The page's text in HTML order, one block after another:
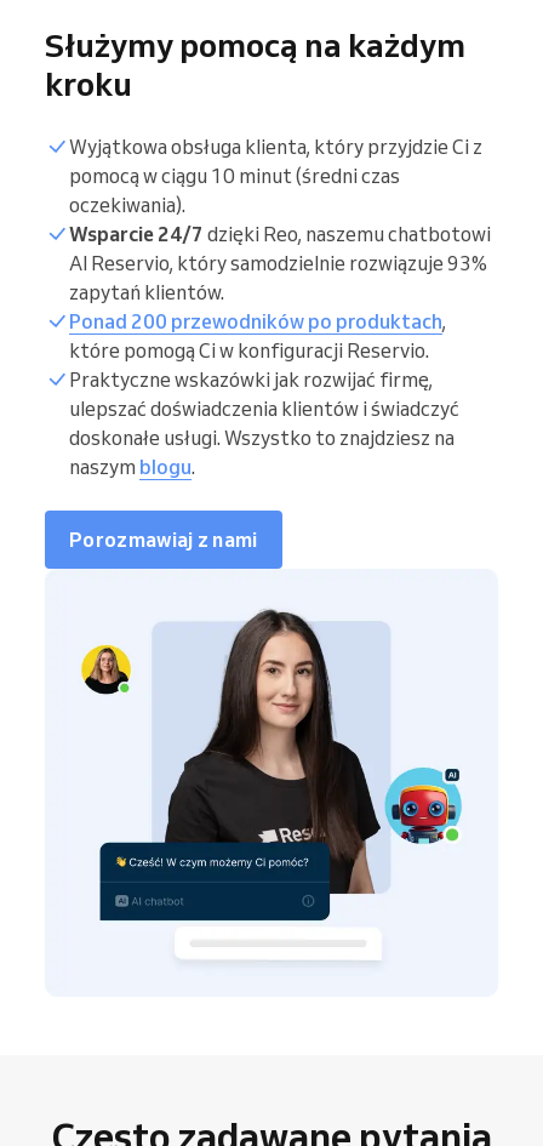
Służymy pomocą na każdym
kroku
Wyjątkowa obsługa klienta, który przyjdzie Ci z
pomocą w ciągu 10 minut (średni czas
oczekiwania).
Wsparcie 24/7 dzięki Reo, naszemu chatbotowi
AI Reservio, który samodzielnie rozwiązuje 93%
zapytań klientów.
Ponad 200 przewodników po produktach,
które pomogą Ci w konfiguracji Reservio.
Praktyczne wskazówki jak rozwijać firmę,
ulepszać doświadczenia klientów i świadczyć
doskonałe usługi. Wszystko to znajdziesz na
naszym blogu.
Porozmawiaj z nami